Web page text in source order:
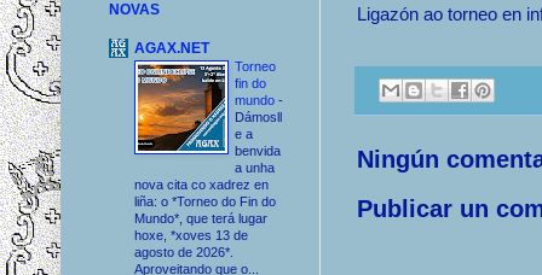
Ligazón ao torneo en
Ningún
Publicar un
NOVAS
AGAX.NET
Torneo
fin do
mundo -
Dámosll
e a
benvida
a unha
nova cita co xadrez en
liña: o *Torneo do Fin do
Mundo*, que terá lugar
hoxe, *xoves 13 de
agosto de 2026*.
Aproveitando que o...